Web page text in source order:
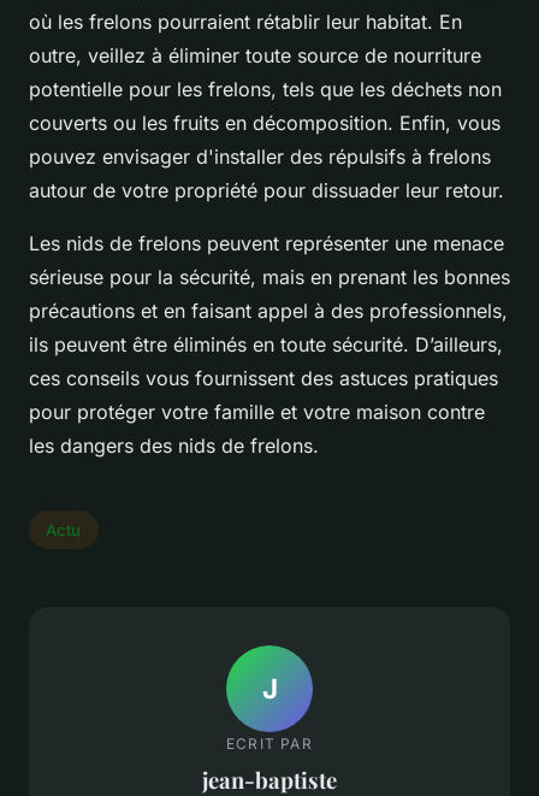
où les frelons pourraient rétablir leur habitat. En
outre, veillez à éliminer toute source de nourriture
potentielle pour les frelons, tels que les déchets non
couverts ou les fruits en décomposition. Enfin, vous
pouvez envisager d'installer des répulsifs à frelons
autour de votre propriété pour dissuader leur retour.
Les nids de frelons peuvent représenter une menace
sérieuse pour la sécurité, mais en prenant les bonnes
précautions et en faisant appel à des professionnels,
ils peuvent être éliminés en toute sécurité. D’ailleurs,
ces conseils vous fournissent des astuces pratiques
pour protéger votre famille et votre maison contre
les dangers des nids de frelons.
Actu
J
ECRIT PAR
jean-baptiste